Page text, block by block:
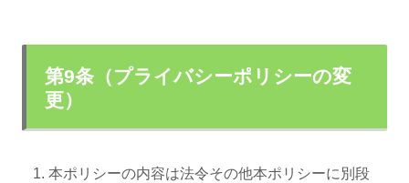
第9条（プライバシーポリシーの変
更）
本ポリシーの内容は法令その他本ポリシーに別段